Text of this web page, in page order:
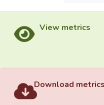
View metrics
Download metrics